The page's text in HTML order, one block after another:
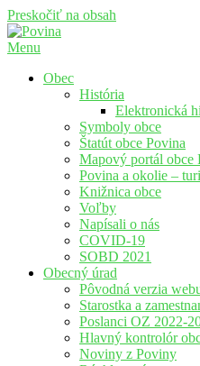
Preskočiť na obsah
Menu
Obec
História
Elektronická
Symboly obce
Štatút obce Povina
Mapový portál obce
Povina a okolie –
Knižnica obce
Voľby
Napísali o nás
COVID-19
SOBD 2021
Obecný úrad
Pôvodná verzia
Starostka a
Poslanci OZ 2022-
Hlavný kontrolór
Noviny z Poviny